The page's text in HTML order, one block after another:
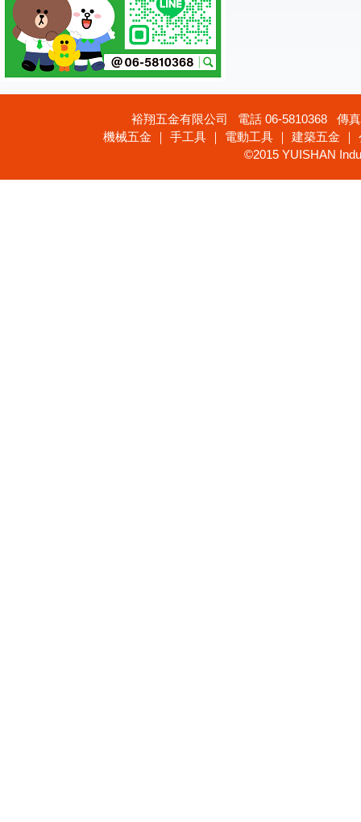
裕翔五金有限公司 電話 06-5810368 傳
機械五金 ｜ 手工具 ｜ 電動工具 ｜ 建築五金
©2015 YUISHAN